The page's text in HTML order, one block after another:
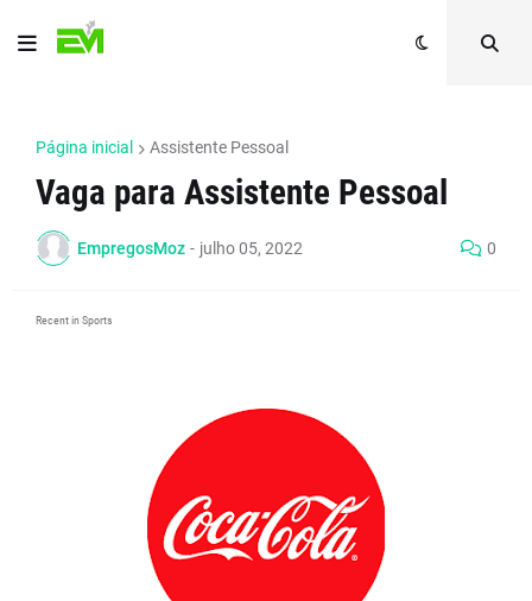
Página inicial Assistente Pessoal
Vaga para Assistente Pessoal
EmpregosMoz - julho 05, 2022 0
Recent in Sports